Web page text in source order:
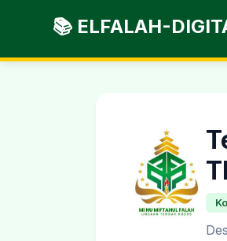
📚 ELFALAH-